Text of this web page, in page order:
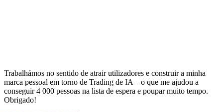
Trabalhámos no sentido de atrair utilizadores e construir a minha
marca pessoal em torno de Trading de IA – o que me ajudou a
conseguir 4 000 pessoas na lista de espera e poupar muito tempo.
Obrigado!